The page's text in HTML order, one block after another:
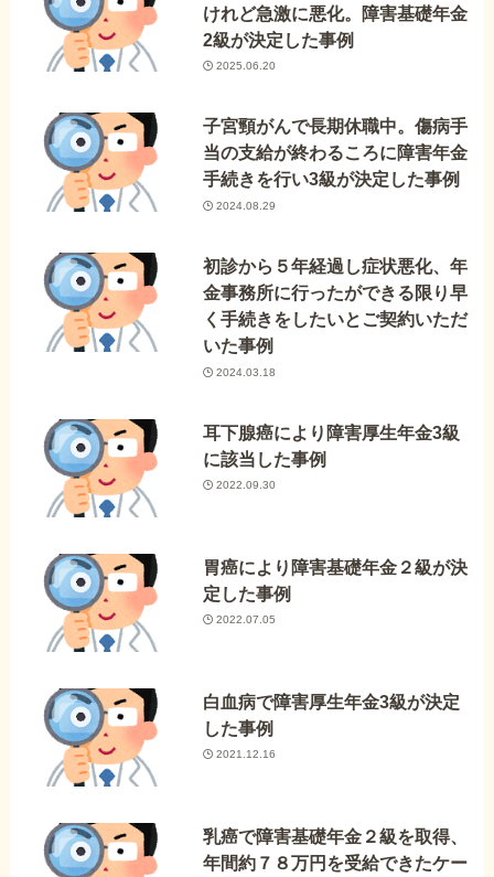
けれど急激に悪化。障害基礎年金
2級が決定した事例
2025.06.20
子宮頸がんで長期休職中。傷病手
当の支給が終わるころに障害年金
手続きを行い3級が決定した事例
2024.08.29
初診から５年経過し症状悪化、年
金事務所に行ったができる限り早
く手続きをしたいとご契約いただ
いた事例
2024.03.18
耳下腺癌により障害厚生年金3級
に該当した事例
2022.09.30
胃癌により障害基礎年金２級が決
定した事例
2022.07.05
白血病で障害厚生年金3級が決定
した事例
2021.12.16
乳癌で障害基礎年金２級を取得、
年間約７８万円を受給できたケー